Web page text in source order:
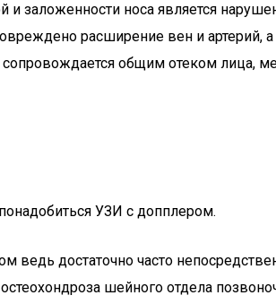
и заложенности носа является
расширение вен и
сопровождается общим отеком
УЗИ с допплером.
достаточно часто
шейного отдела